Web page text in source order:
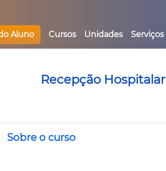
Aluno Cursos Unidades Serviços
Recepção Hospitalar
Sobre o curso